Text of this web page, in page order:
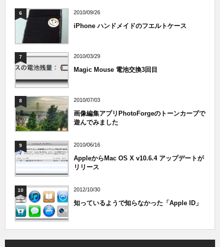
6 2010/09/26
iPhone ハンドメイドのフエルトケース
7 2010/03/29
Magic Mouse 電池交換3回目
8 2010/07/03
画像編集アプリPhotoForgeのトーンカーブで
遊んでみました
9 2010/06/16
AppleからMac OS X v10.6.4 アップデートが
リリース
10 2012/10/30
知っているようで知らなかった「Apple ID」